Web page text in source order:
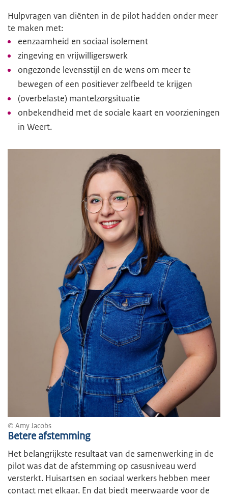
Hulpvragen van cliënten in de pilot hadden onder meer
te maken met:
eenzaamheid en sociaal isolement
zingeving en vrijwilligerswerk
ongezonde levensstijl en de wens om meer te
bewegen of een positiever zelfbeeld te krijgen
(overbelaste) mantelzorgsituatie
onbekendheid met de sociale kaart en voorzieningen
in Weert.
© Amy Jacobs
Betere afstemming
Het belangrijkste resultaat van de samenwerking in de
pilot was dat de afstemming op casusniveau werd
versterkt. Huisartsen en sociaal werkers hebben meer
contact met elkaar. En dat biedt meerwaarde voor de